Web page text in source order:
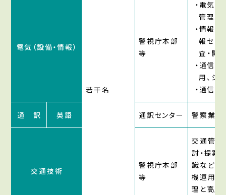
若干名
電気（設備・情報）
警視庁本部
等
・電気
管理等
・情報シ
報セキ
査・開
・通信機
用、シ
・通信
通 訳 英語 通訳センター 警察業務
交通技術
警視庁本部
等
交通管理
討・提案
識などの
機運用の
理と高度